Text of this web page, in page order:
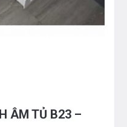
ÂM TỦ B23 –